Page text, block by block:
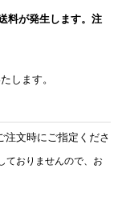
料が発生します。注
します。
注文時にご指定くださ
ておりませんので、お